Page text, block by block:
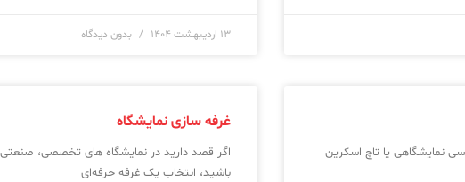
۱۳ اردیبهشت ۱۴۰۴ بدون دیدگاه
نمایشگاهی یا تاچ اسکرین
غرفه سازی نمایشگاه
اگر قصد دارید در نمایشگاه‌ های تخصصی،
باشید، انتخاب یک غرفه حرفه‌ای